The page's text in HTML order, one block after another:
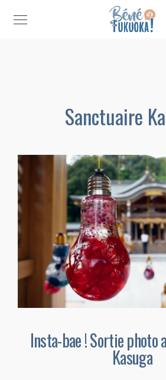
Sanctuaire
Insta-bae ! Sortie photo
Kasuga